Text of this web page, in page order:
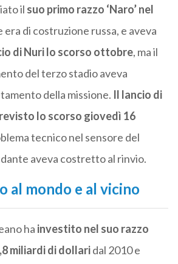
il suo primo razzo ‘Naro’ nel
era di costruzione russa, e aveva
di Nuri lo scorso ottobre, ma il
del terzo stadio aveva
della missione. Il lancio di
lo scorso giovedì 16
tecnico nel sensore del
aveva costretto al rinvio.
al mondo e al vicino
ha investito nel suo razzo
miliardi di dollaridal 2010 e